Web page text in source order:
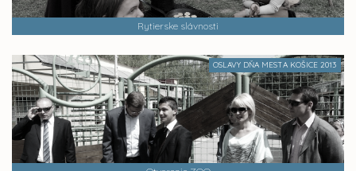
Rytierske slávnosti
OSLAVY DŇA MESTA KOŠICE 2013